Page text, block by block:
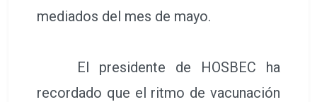
mediados del mes de mayo.
El presidente de HOSBEC ha
recordado que el ritmo de vacunación